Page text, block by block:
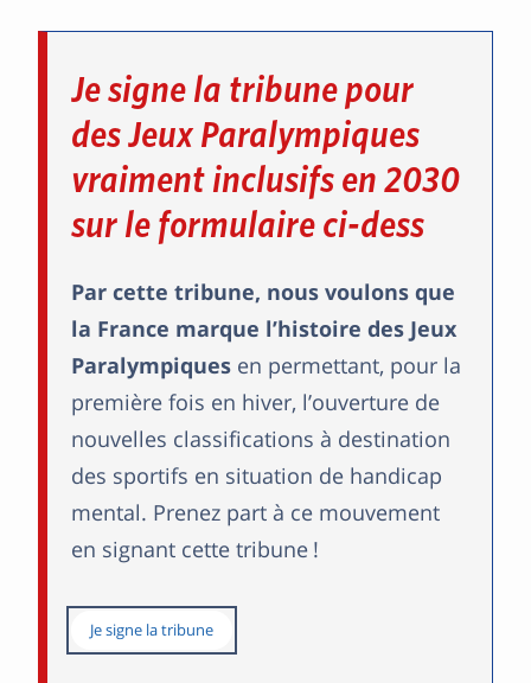
Je signe la tribune pour
des Jeux Paralympiques
vraiment inclusifs en 2030
sur le formulaire ci-dess
Par cette tribune, nous voulons que
la France marque l’histoire des Jeux
Paralympiques en permettant, pour la
première fois en hiver, l’ouverture de
nouvelles classifications à destination
des sportifs en situation de handicap
mental. Prenez part à ce mouvement
en signant cette tribune !
Je signe la tribune